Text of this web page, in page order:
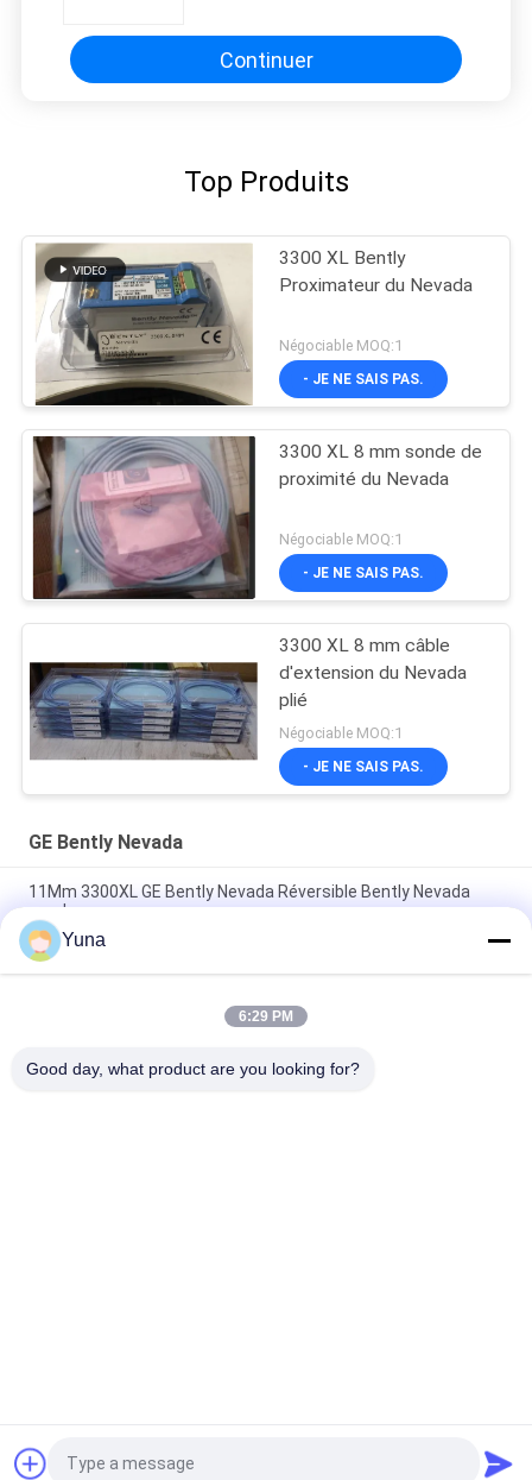
Continuer
Top Produits
3300 XL Bently
Proximateur du Nevada
Négociable MOQ:1
- JE NE SAIS PAS.
3300 XL 8 mm sonde de
proximité du Nevada
Négociable MOQ:1
- JE NE SAIS PAS.
3300 XL 8 mm câble
d'extension du Nevada
plié
Négociable MOQ:1
- JE NE SAIS PAS.
GE Bently Nevada
11Mm 3300XL GE Bently Nevada Réversible Bently Nevada
sonde
50 mm 3300XL Bently Nevada Proximité sonde 330709-000-
050-10-02-00
8.0 Mètre 3300 XL 11Mm GE Bently Nevada Vibration Probe
Un Joueur De
Football Américain.Demandez un devis
Yuna
6:29 PM
Good day, what product are you looking for?